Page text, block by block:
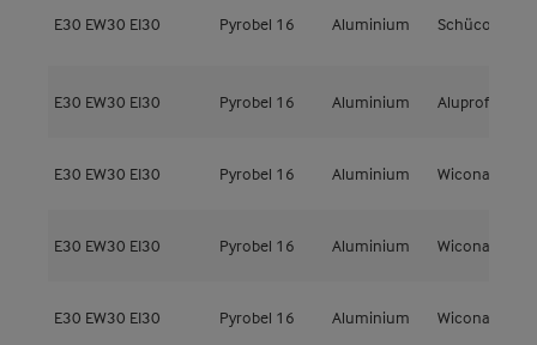
E30 EW30 EI30 Pyrobel 16 Aluminium Schüco
E30 EW30 EI30 Pyrobel 16 Aluminium Aluprof
E30 EW30 EI30 Pyrobel 16 Aluminium Wicona
E30 EW30 EI30 Pyrobel 16 Aluminium Wicona
E30 EW30 EI30 Pyrobel 16 Aluminium Wicona